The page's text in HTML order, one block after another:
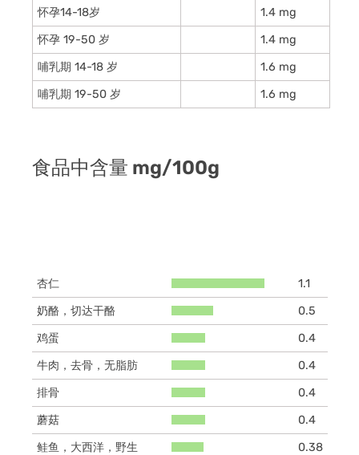
怀孕14-18岁
1.4 mg
怀孕 19-50 岁
1.4 mg
哺乳期 14-18 岁
1.6 mg
哺乳期 19-50 岁
1.6 mg
食品中含量 mg/100g
杏仁
1.1
奶酪，切达干酪
0.5
鸡蛋
0.4
牛肉，去骨，无脂肪
0.4
排骨
0.4
蘑菇
0.4
鲑鱼，大西洋，野生
0.38